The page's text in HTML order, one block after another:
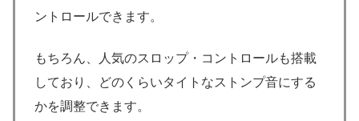
ントロールできます。
もちろん、人気のスロップ・コントロールも搭載
しており、どのくらいタイトなストンプ音にする
かを調整できます。